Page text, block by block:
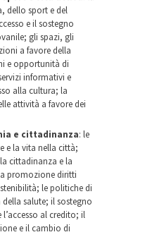
dello sport e del
e il sostegno
gli spazi, gli
a favore della
e opportunità di
informativi e
alla cultura; la
attività a favore dei
e cittadinanza: le
e la vita nella città;
cittadinanza e la
promozione diritti
le politiche di
della salute; il sostegno
al credito; il
e il cambio di